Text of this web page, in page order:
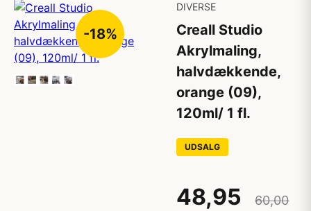
-18%
DIVERSE
Creall Studio
Akrylmaling,
halvdækkende,
orange (09),
120ml/ 1 fl.
UDSALG
48,95
60,00